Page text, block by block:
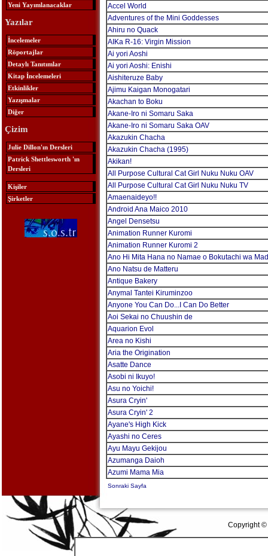
Yeni Yayımlanacaklar
Yazılar
İncelemeler
Röportajlar
Detaylı Tanıtımlar
Kitap İncelemeleri
Etkinlikler
Yazışmalar
Diğer
Çizim
Julie Dillon'ın Dersleri
Patrick Shettlesworth 'ın
Dersleri
Kişiler
Şirketler
Accel World
Adventures of the Mini Goddesses
Ahiru no Quack
AIKa R-16: Virgin Mission
Ai yori Aoshi
Ai yori Aoshi: Enishi
Aishiteruze Baby
Ajimu Kaigan Monogatari
Akachan to Boku
Akane-Iro ni Somaru Saka
Akane-Iro ni Somaru Saka OAV
Akazukin Chacha
Akazukin Chacha (1995)
Akikan!
All Purpose Cultural Cat Girl Nuku Nuku OAV
All Purpose Cultural Cat Girl Nuku Nuku TV
Amaenaideyo!!
Android Ana Maico 2010
Angel Densetsu
Animation Runner Kuromi
Animation Runner Kuromi 2
Ano Hi Mita Hana no Namae o Bokutachi wa
Ano Natsu de Matteru
Antique Bakery
Anymal Tantei Kiruminzoo
Anyone You Can Do...I Can Do Better
Aoi Sekai no Chuushin de
Aquarion Evol
Area no Kishi
Aria the Origination
Asatte Dance
Asobi ni Ikuyo!
Asu no Yoichi!
Asura Cryin'
Asura Cryin' 2
Ayane's High Kick
Ayashi no Ceres
Ayu Mayu Gekijou
Azumanga Daioh
Azumi Mama Mia
Sonraki Sayfa
Copyright ©